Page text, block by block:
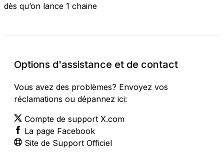
dès qu’on lance 1 chaine
Options d'assistance et de contact
Vous avez des problèmes? Envoyez vos
réclamations ou dépannez ici:
Compte de support X.com
La page Facebook
Site de Support Officiel